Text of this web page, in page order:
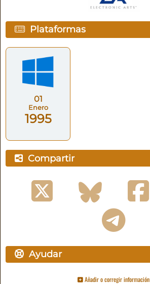
Plataformas
01
Enero
1995
Compartir
Ayudar
Añadir o corregir información